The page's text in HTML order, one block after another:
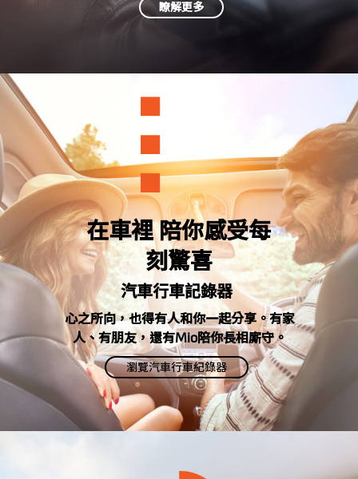
瞭解更多
在車裡 陪你感受每
刻驚喜
心之所向，也得有人和你一起分享。有家
人、有朋友，還有Mio陪你長相廝守。
瀏覽汽車行車紀錄器
汽車行車記錄器